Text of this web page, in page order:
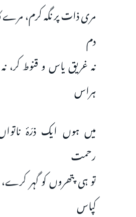
مری ذات پر نگہ کرم، مرے
دم
نہ غریق یاس و قنوط کر،
ہراس
میں ہوں ایک ذرّۂ
رحمت
تو ہی پتھروں کو گہر
کپاس